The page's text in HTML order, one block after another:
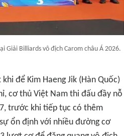
Giải Billiards vô địch Carom châu Á 2026.
để Kim Haeng Jik (Hàn Quốc)
cơ thủ Việt Nam thi đấu đầy nỗ
trước khi tiếp tục có thêm
ổn định với nhiều đường cơ